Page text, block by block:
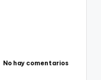
No hay comentarios